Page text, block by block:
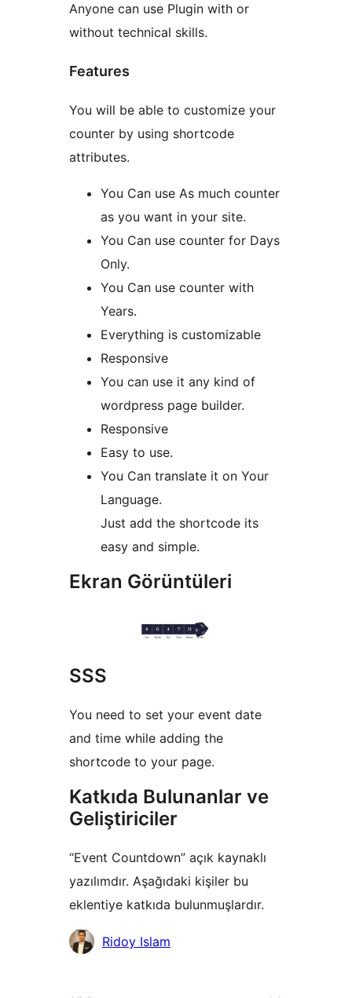
Anyone can use Plugin with or
without technical skills.
Features
You will be able to customize your
counter by using shortcode
attributes.
You Can use As much counter
as you want in your site.
You Can use counter for Days
Only.
You Can use counter with
Years.
Everything is customizable
Responsive
You can use it any kind of
wordpress page builder.
Responsive
Easy to use.
You Can translate it on Your
Language.
Just add the shortcode its
easy and simple.
Ekran Görüntüleri
SSS
You need to set your event date
and time while adding the
shortcode to your page.
Katkıda Bulunanlar ve
Geliştiriciler
“Event Countdown” açık kaynaklı
yazılımdır. Aşağıdaki kişiler bu
eklentiye katkıda bulunmuşlardır.
KatkıdaRidoy Islam